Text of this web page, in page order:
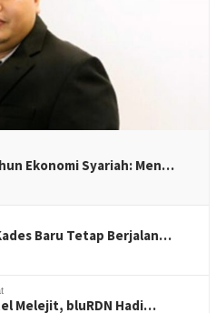
Ekonomi Syariah: Men…
Baru Tetap Berjalan…
Melejit, bluRDN Hadi…